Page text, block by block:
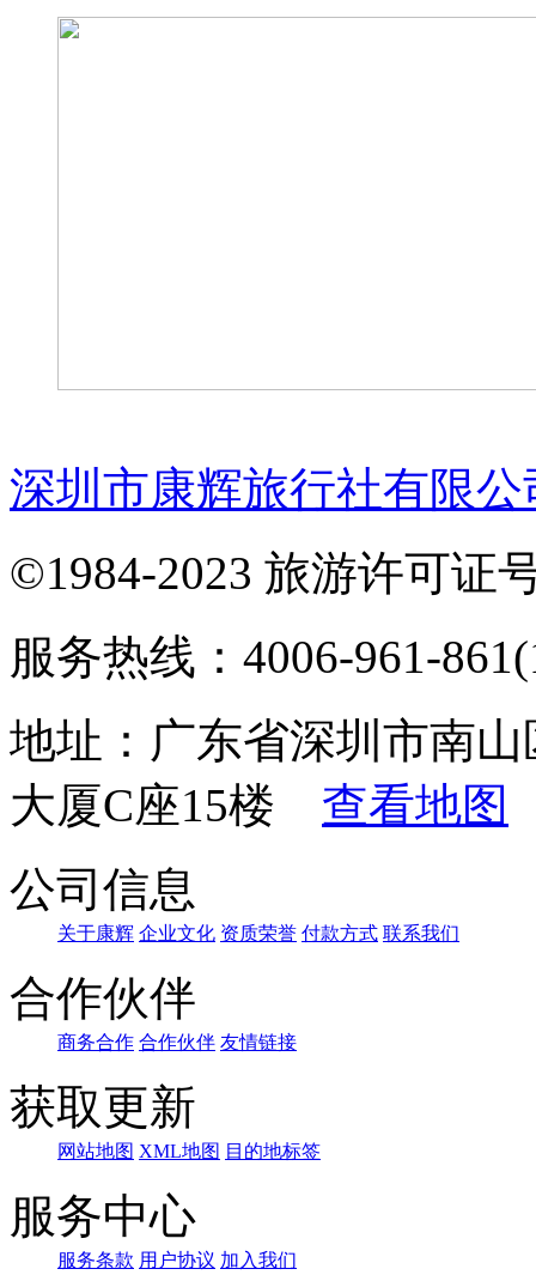
深圳市康辉旅行社有限
©1984-2023 旅游许可证
服务热线：4006-961-
地址：广东省深圳市南
大厦C座15楼 查看地图
公司信息
关于康辉 企业文化 资质荣誉 付款方式 联系我们
合作伙伴
商务合作 合作伙伴 友情链接
获取更新
网站地图 XML地图 目的地标签
服务中心
服务条款 用户协议 加入我们